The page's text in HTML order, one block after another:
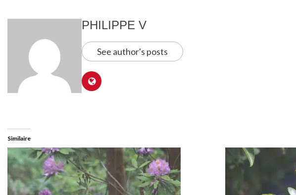
PHILIPPE V
See author's posts
Similaire